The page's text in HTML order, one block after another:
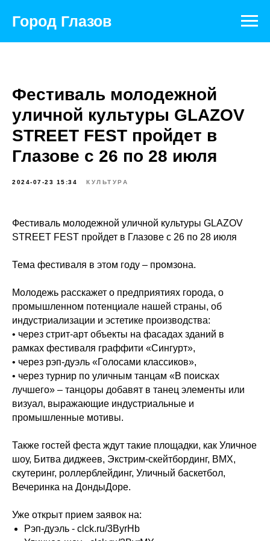
Город Глазов
Фестиваль молодежной
уличной культуры GLAZOV
STREET FEST пройдет в
Глазове с 26 по 28 июля
2024-07-23 15:34 КУЛЬТУРА
Фестиваль молодежной уличной культуры GLAZOV
STREET FEST пройдет в Глазове с 26 по 28 июля
Тема фестиваля в этом году – промзона.
Молодежь расскажет о предприятиях города, о
промышленном потенциале нашей страны, об
индустриализации и эстетике производства:
• через стрит-арт объекты на фасадах зданий в
рамках фестиваля граффити «Сингурт»,
• через рэп-дуэль «Голосами классиков»,
• через турнир по уличным танцам «В поисках
лучшего» – танцоры добавят в танец элементы или
визуал, выражающие индустриальные и
промышленные мотивы.
Также гостей феста ждут такие площадки, как Уличное
шоу, Битва диджеев, Экстрим-скейтбординг, BMX,
скутеринг, роллерблейдинг, Уличный баскетбол,
Вечеринка на ДондыДоре.
Уже открыт прием заявок на:
Рэп-дуэль - clck.ru/3ByrHb